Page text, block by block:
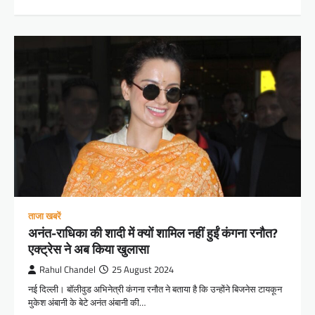
ताजा खबरें
अनंत-राधिका की शादी में क्यों शामिल नहीं हुईं कंगना रनौत?
एक्ट्रेस ने अब किया खुलासा
Rahul Chandel 25 August 2024
नई दिल्ली। बॉलीवुड अभिनेत्री कंगना रनौत ने बताया है कि उन्होंने बिजनेस टायकून
मुकेश अंबानी के बेटे अनंत अंबानी की…